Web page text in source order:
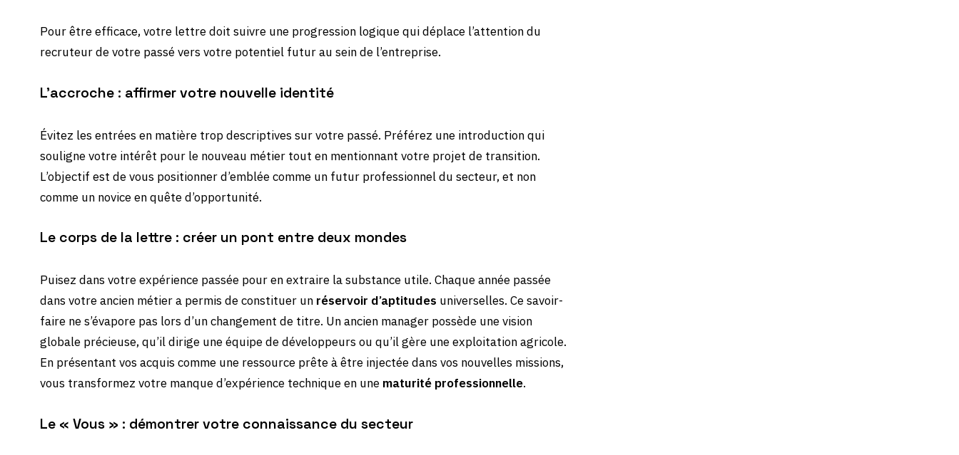
Pour être efficace, votre lettre doit suivre une progression logique qui déplace l’attention du
recruteur de votre passé vers votre potentiel futur au sein de l’entreprise.
L’accroche : affirmer votre nouvelle identité
Évitez les entrées en matière trop descriptives sur votre passé. Préférez une introduction qui
souligne votre intérêt pour le nouveau métier tout en mentionnant votre projet de transition.
L’objectif est de vous positionner d’emblée comme un futur professionnel du secteur, et non
comme un novice en quête d’opportunité.
Le corps de la lettre : créer un pont entre deux mondes
Puisez dans votre expérience passée pour en extraire la substance utile. Chaque année passée
dans votre ancien métier a permis de constituer un réservoir d’aptitudes universelles. Ce savoir-
faire ne s’évapore pas lors d’un changement de titre. Un ancien manager possède une vision
globale précieuse, qu’il dirige une équipe de développeurs ou qu’il gère une exploitation agricole.
En présentant vos acquis comme une ressource prête à être injectée dans vos nouvelles missions,
vous transformez votre manque d’expérience technique en une maturité professionnelle.
Le « Vous » : démontrer votre connaissance du secteur